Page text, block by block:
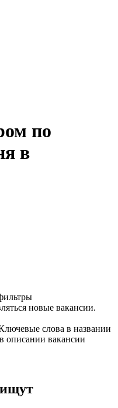
по
в
новые вакансии.
слова в названии
описании вакансии
ищут